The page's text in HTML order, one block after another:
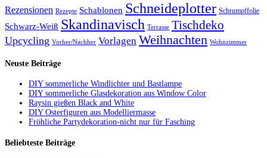
Rezensionen Rezepte Schablonen Schneideplotter Schrumpffolie
Schwarz-Weiß Skandinavisch Terrasse Tischdeko
Upcycling Vorher/Nachher Vorlagen Weihnachten Wohnzimmer
Neuste Beiträge
DIY sommerliche Windlichter und Bastlampe
DIY sommerliche Glasdekoration aus Window Color
Raysin gießen Black and White
DIY Osterfiguren aus Modelliermasse
Fröhliche Partydekoration-nicht nur für Fasching
Beliebteste Beiträge